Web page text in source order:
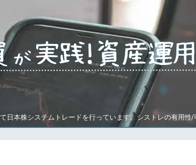
日本株システムトレードを行っています。シストレの有用性/